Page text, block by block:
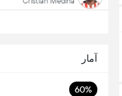
آمار
60%